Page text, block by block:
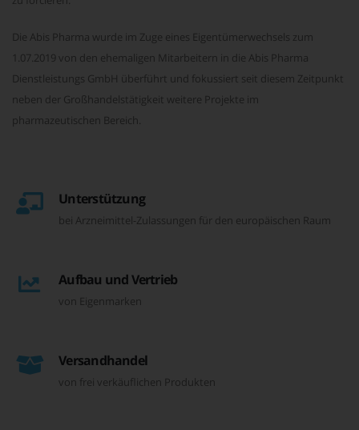
Die Abis Pharma wurde im Zuge eines Eigentümerwechsels zum
1.07.2019 von den ehemaligen Mitarbeitern in die Abis Pharma
Dienstleistungs GmbH überführt und fokussiert seit diesem Zeitpunkt
neben der Großhandelstätigkeit weitere Projekte im
pharmazeutischen Bereich.
Unterstützung
bei Arzneimittel-Zulassungen für den europäischen Raum
Aufbau und Vertrieb
von Eigenmarken
Versandhandel
von frei verkäuflichen Produkten